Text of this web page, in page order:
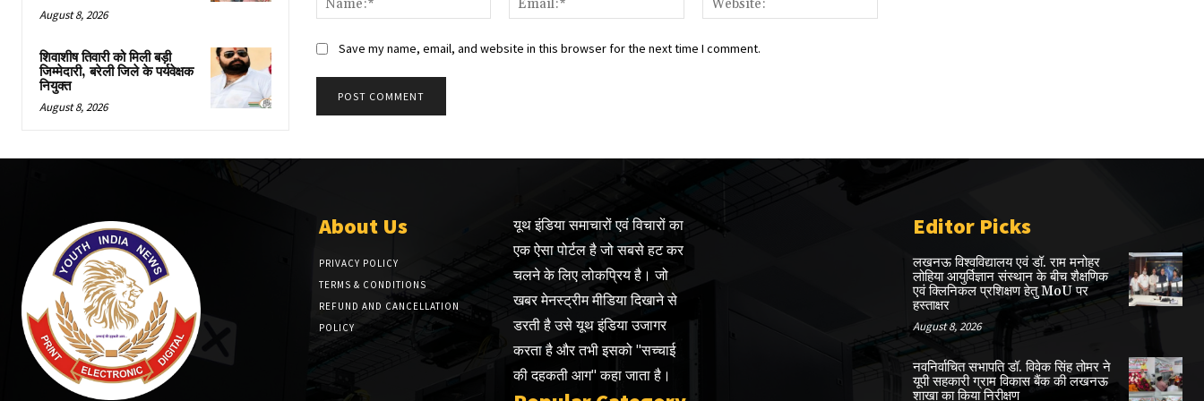
August 8, 2026
शिवाशीष तिवारी को मिली बड़ी
जिम्मेदारी, बरेली जिले के पर्यवेक्षक
नियुक्त
August 8, 2026
Save my name, email, and website in this browser for the next time I comment.
About Us
PRIVACY POLICY
TERMS & CONDITIONS
REFUND AND CANCELLATION
POLICY
यूथ इंडिया समाचारों एवं विचारों का
एक ऐसा पोर्टल है जो सबसे हट कर
चलने के लिए लोकप्रिय है। जो
खबर मेनस्ट्रीम मीडिया दिखाने से
डरती है उसे यूथ इंडिया उजागर
करता है और तभी इसको "सच्चाई
की दहकती आग" कहा जाता है।
Editor Picks
लखनऊ विश्वविद्यालय एवं डॉ. राम मनोहर
लोहिया आयुर्विज्ञान संस्थान के बीच शैक्षणिक
एवं क्लिनिकल प्रशिक्षण हेतु MoU पर
हस्ताक्षर
August 8, 2026
नवनिर्वाचित सभापति डॉ. विवेक सिंह तोमर ने
यूपी सहकारी ग्राम विकास बैंक की लखनऊ
शाखा का किया निरीक्षण